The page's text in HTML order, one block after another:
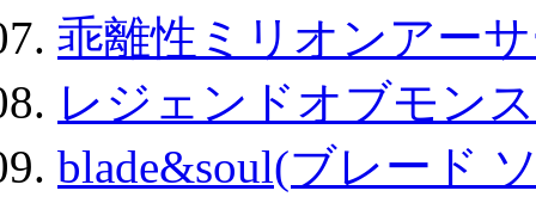
乖離性ミリオンアー
レジェンドオブモン
blade&soul(ブレード